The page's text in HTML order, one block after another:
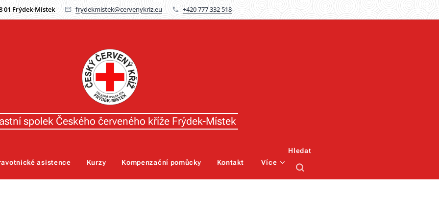
01 Frýdek-Místek frydekmistek@cervenykriz.eu +420 777 332 518
spolek Českého červeného kříže Frýdek-Místek
asistence Kurzy Kompenzační pomůcky Kontakt Více
Hledat